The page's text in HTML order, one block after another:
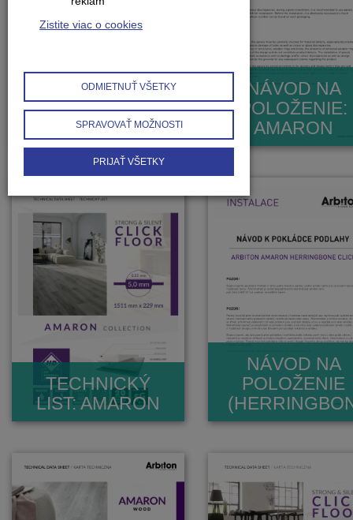
KATALÓG
NÁVOD NA
POLOŽENIE:
AMARON
TECHNICKÝ
LIST: AMARON
NÁVOD NA
POLOŽENIE
Zistite viac o cookies
ODMIETNUŤ VŠETKY
SPRAVOVAŤ MOŽNOSTI
PRIJAŤ VŠETKY